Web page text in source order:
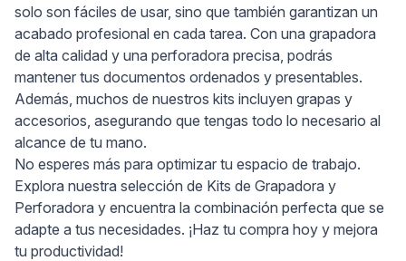
solo son fáciles de usar, sino que también garantizan un
acabado profesional en cada tarea. Con una grapadora
de alta calidad y una perforadora precisa, podrás
mantener tus documentos ordenados y presentables.
Además, muchos de nuestros kits incluyen grapas y
accesorios, asegurando que tengas todo lo necesario al
alcance de tu mano.
No esperes más para optimizar tu espacio de trabajo.
Explora nuestra selección de Kits de Grapadora y
Perforadora y encuentra la combinación perfecta que se
adapte a tus necesidades. ¡Haz tu compra hoy y mejora
tu productividad!